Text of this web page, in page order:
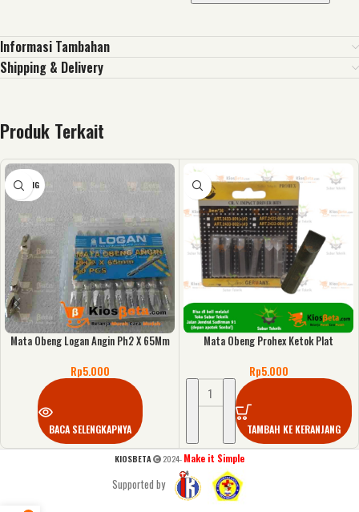
Informasi Tambahan
Shipping & Delivery
Produk Terkait
KOSONG
Mata Obeng Logan Angin Ph2 X 65Mm
Rp5.000
BACA SELENGKAPNYA
Mata Obeng Prohex Ketok Plat
Rp5.000
TAMBAH KE KERANJANG
KIOSBETA 2024- Make it Simple
Supported by